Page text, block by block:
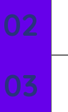
02
03